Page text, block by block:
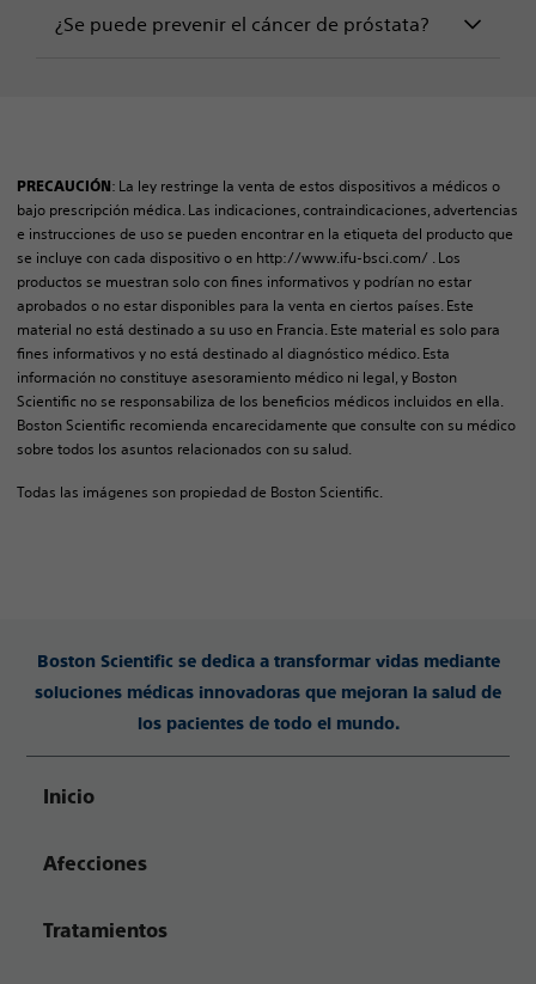
¿Se puede prevenir el cáncer de próstata?
PRECAUCIÓN: La ley restringe la venta de estos dispositivos a médicos o
bajo prescripción médica. Las indicaciones, contraindicaciones, advertencias
e instrucciones de uso se pueden encontrar en la etiqueta del producto que
se incluye con cada dispositivo o en http://www.ifu-bsci.com/ . Los
productos se muestran solo con fines informativos y podrían no estar
aprobados o no estar disponibles para la venta en ciertos países. Este
material no está destinado a su uso en Francia. Este material es solo para
fines informativos y no está destinado al diagnóstico médico. Esta
información no constituye asesoramiento médico ni legal, y Boston
Scientific no se responsabiliza de los beneficios médicos incluidos en ella.
Boston Scientific recomienda encarecidamente que consulte con su médico
sobre todos los asuntos relacionados con su salud.
Todas las imágenes son propiedad de Boston Scientific.
Boston Scientific se dedica a transformar vidas mediante
soluciones médicas innovadoras que mejoran la salud de
los pacientes de todo el mundo.
Inicio
Afecciones
Tratamientos